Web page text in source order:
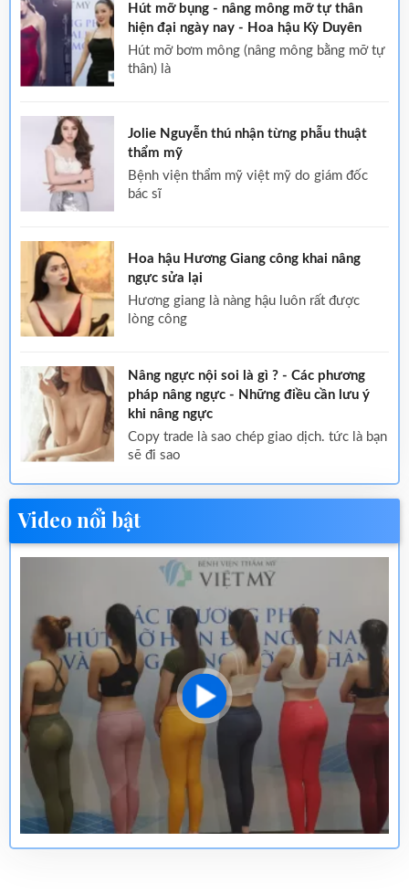
Hút mỡ bụng - nâng mông mỡ tự thân
hiện đại ngày nay - Hoa hậu Kỳ Duyên
hút mỡ bơm mông (nâng mông bằng mỡ tự
thân) là
Jolie Nguyễn thú nhận từng phẫu thuật
thẩm mỹ
bệnh viện thẩm mỹ việt mỹ do giám đốc
bác sĩ
Hoa hậu Hương Giang công khai nâng
ngực sửa lại
hương giang là nàng hậu luôn rất được
lòng công
Nâng ngực nội soi là gì ? - Các phương
pháp nâng ngực - Những điều cần lưu ý
khi nâng ngực
copy trade là sao chép giao dịch. tức là bạn
sẽ đi sao
Video nổi bật